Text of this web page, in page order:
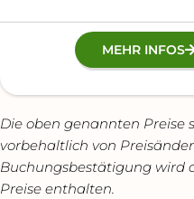
MEHR INFOS
Die oben genannten Preise
vorbehaltlich von
Buchungsbestätigung wird
Preise enthalten.